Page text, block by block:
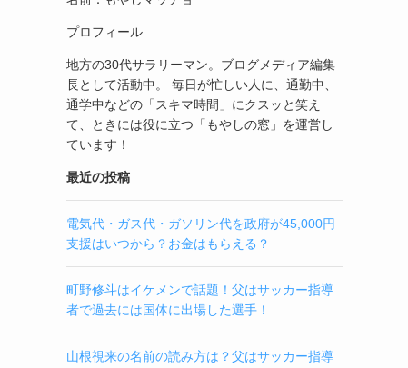
プロフィール
地方の30代サラリーマン。ブログメディア編集
長として活動中。 毎日が忙しい人に、通勤中、
通学中などの「スキマ時間」にクスッと笑え
て、ときには役に立つ「もやしの窓」を運営し
ています！
最近の投稿
電気代・ガス代・ガソリン代を政府が45,000円
支援はいつから？お金はもらえる？
町野修斗はイケメンで話題！父はサッカー指導
者で過去には国体に出場した選手！
山根視来の名前の読み方は？父はサッカー指導